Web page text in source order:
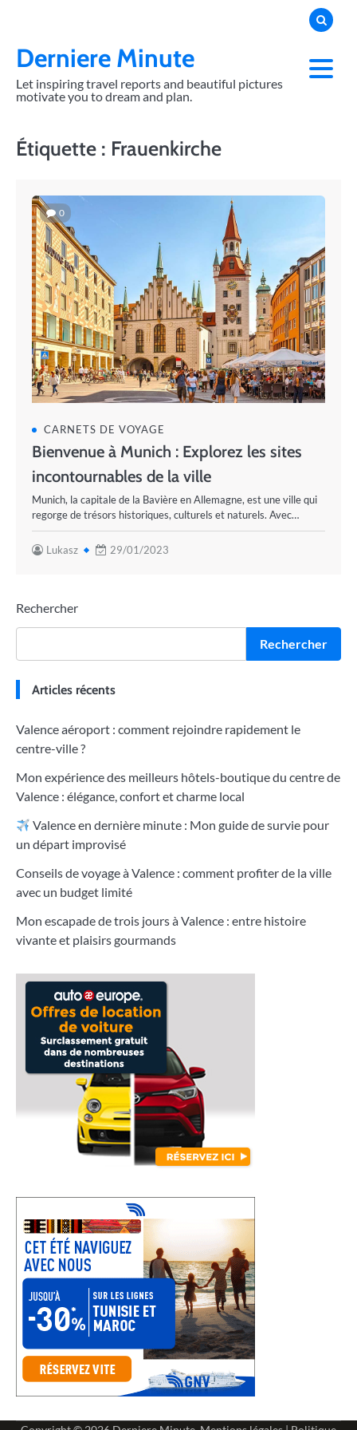
contentDerniere Minute
Let inspiring travel reports and beautiful pictures
motivate you to dream and plan.
Étiquette : Frauenkirche
0
CARNETS DE VOYAGE
Bienvenue à Munich : Explorez les sites
incontournables de la ville
Munich, la capitale de la Bavière en Allemagne, est une ville qui
regorge de trésors historiques, culturels et naturels. Avec…
Lukasz 29/01/2023
Rechercher
Rechercher
Articles récents
Valence aéroport : comment rejoindre rapidement le
centre-ville ?
Mon expérience des meilleurs hôtels-boutique du centre de
Valence : élégance, confort et charme local
Valence en dernière minute : Mon guide de survie pour
un départ improvisé
Conseils de voyage à Valence : comment profiter de la ville
avec un budget limité
Mon escapade de trois jours à Valence : entre histoire
vivante et plaisirs gourmands